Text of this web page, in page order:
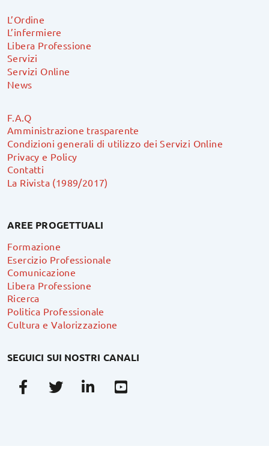
L’Ordine
L’infermiere
Libera Professione
Servizi
Servizi Online
News
F.A.Q
Amministrazione trasparente
Condizioni generali di utilizzo dei Servizi Online
Privacy e Policy
Contatti
La Rivista (1989/2017)
AREE PROGETTUALI
Formazione
Esercizio Professionale
Comunicazione
Libera Professione
Ricerca
Politica Professionale
Cultura e Valorizzazione
SEGUICI SUI NOSTRI CANALI
FacebookTwitterLinkedin